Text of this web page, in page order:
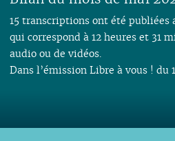
15 transcriptions ont été publiées
qui correspond à 12 heures et 31
audio ou de vidéos.
Dans l’émission Libre à vous ! du